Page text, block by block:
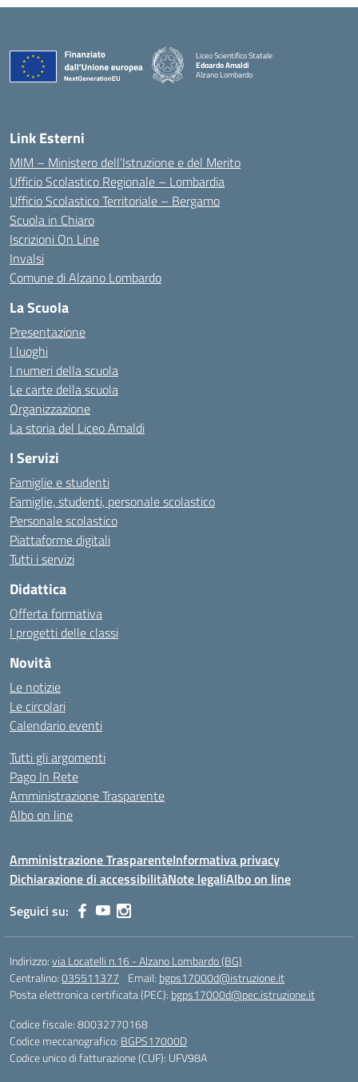
Liceo Scientifico Statale
Edoardo Amaldi
Alzano Lombardo
Link Esterni
MIM – Ministero dell’Istruzione e del Merito
Ufficio Scolastico Regionale – Lombardia
Ufficio Scolastico Territoriale – Bergamo
Scuola in Chiaro
Iscrizioni On Line
Invalsi
Comune di Alzano Lombardo
La Scuola
Presentazione
I luoghi
I numeri della scuola
Le carte della scuola
Organizzazione
La storia del Liceo Amaldi
I Servizi
Famiglie e studenti
Famiglie, studenti, personale scolastico
Personale scolastico
Piattaforme digitali
Tutti i servizi
Didattica
Offerta formativa
I progetti delle classi
Novità
Le notizie
Le circolari
Calendario eventi
Tutti gli argomenti
Pago In Rete
Amministrazione Trasparente
Albo on line
Amministrazione TrasparenteInformativa privacy
Dichiarazione di accessibilitàNote legaliAlbo on line
Seguici su:
Indirizzo:via Locatelli n.16 - Alzano Lombardo (BG)
Centralino:035511377 Email: bgps17000d@istruzione.it
Posta elettronica certificata (PEC): bgps17000d@pec.istruzione.it
Codice fiscale: 80032770168
Codice meccanografico: BGPS17000D
Codice unico di fatturazione (CUF): UFV98A